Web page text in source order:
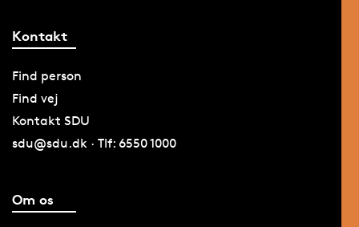
Kontakt
Find person
Find vej
Kontakt SDU
sdu@sdu.dk · Tlf: 6550 1000
Om os